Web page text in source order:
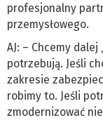
profesjonalny
przemysłowego.
AJ: – Chcemy
potrzebują. Jeśli
zakresie
robimy to. Jeśli
zmodernizować